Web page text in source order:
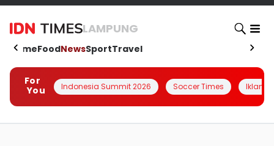
LAMPUNG
HomeFoodNewsSportTravel
For
You
Indonesia Summit 2026 Soccer Times Iklanin